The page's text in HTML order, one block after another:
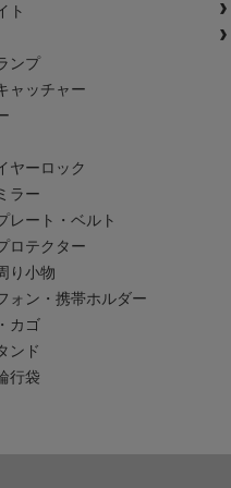
ト
ンプ
ャッチャー
ヤーロック
ラー
レート・ベルト
ロテクター
り小物
ォン・携帯ホルダー
カゴ
ンド
行袋